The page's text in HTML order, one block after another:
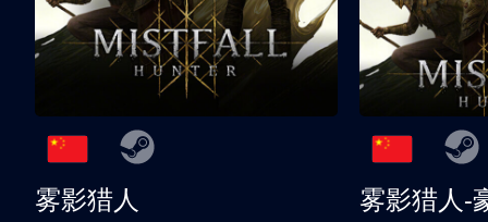
雾影猎人
雾影猎人-